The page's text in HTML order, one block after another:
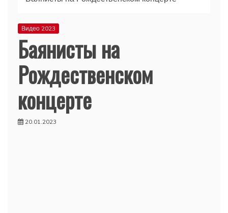
Видео 2023
Баянисты на
Рождественском
концерте
20.01.2023